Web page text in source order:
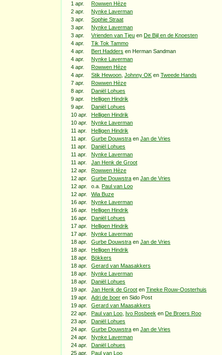
1 apr.
Rowwen Hèze
2 apr.
Nynke Laverman
3 apr.
Sophie Straat
3 apr.
Nynke Laverman
3 apr.
Vrienden van Tjeu en De Bijl en de Knoesten
4 apr.
Tik Tok Tammo
4 apr.
Bert Hadders en Herman Sandman
4 apr.
Nynke Laverman
4 apr.
Rowwen Hèze
4 apr.
Stik Hewoon Johnny OK en Tweede Hands
7 apr.
Rowwen Hèze
8 apr.
Daniël Lohues
9 apr.
Helligen Hindrik
9 apr.
Daniël Lohues
10 apr.
Helligen Hindrik
10 apr.
Nynke Laverman
11 apr.
Helligen Hindrik
11 apr.
Gurbe Douwstra en Jan de Vries
11 apr.
Daniël Lohues
11 apr.
Nynke Laverman
11 apr.
Jan Henk de Groot
12 apr.
Rowwen Hèze
12 apr.
Gurbe Douwstra en Jan de Vries
12 apr.
o.a.
Paul van Loo
12 apr.
Wia Buze
16 apr.
Nynke Laverman
16 apr.
Helligen Hindrik
16 apr.
Daniël Lohues
17 apr.
Helligen Hindrik
17 apr.
Nynke Laverman
18 apr.
Gurbe Douwstra en Jan de Vries
18 apr.
Helligen Hindrik
18 apr.
Bökkers
18 apr.
Gerard van Maasakkers
18 apr.
Nynke Laverman
18 apr.
Daniël Lohues
19 apr.
Jan Henk de Groot en Tineke Rouw-Oosterhuis
19 apr.
Adri de boer en Sido Post
19 apr.
Gerard van Maasakkers
22 apr.
Paul van Loo Ivo Rosbeek en De Broers Roo
23 apr.
Daniël Lohues
24 apr.
Gurbe Douwstra en Jan de Vries
24 apr.
Nynke Laverman
24 apr.
Daniël Lohues
25 apr.
Paul van Loo